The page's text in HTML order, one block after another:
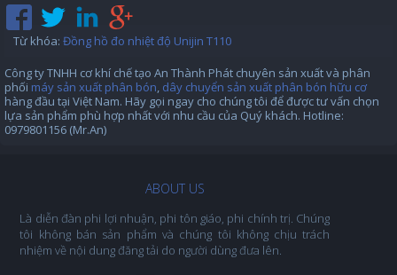
Từ khóa: Đồng hồ đo nhiệt độ Unijin T110
Công ty TNHH cơ khí chế tạo An Thành Phát chuyên sản xuất và phân
phối máy sản xuất phân bón, dây chuyển sản xuất phân bón hữu cơ
hàng đầu tại Việt Nam. Hãy gọi ngay cho chúng tôi để được tư vấn chọn
lựa sản phẩm phù hợp nhất với nhu cầu của Quý khách. Hotline:
0979801156 (Mr.An)
ABOUT US
Là diễn đàn phi lợi nhuận, phi tôn giáo, phi chính trị. Chúng
tôi không bán sản phẩm và chúng tôi không chịu trách
nhiệm về nội dung đăng tải do người dùng đưa lên.